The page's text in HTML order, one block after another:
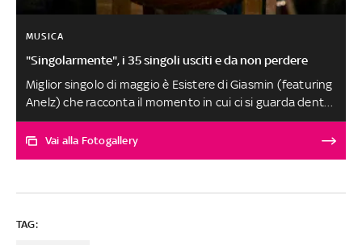
MUSICA
"Singolarmente", i 35 singoli usciti e da non perdere
Miglior singolo di maggio è Esistere di Giasmin (featuring
Anelz) che racconta il momento in cui ci si guarda dentro
e si smette di sopravvivere per iniziare a vivere.
Menzione speciale per i Panoramica, Lera, Kukla, Giuliana
sono al secondo posto a pari merito. SELEZIONE E
Vai alla Fotogallery
TAG: